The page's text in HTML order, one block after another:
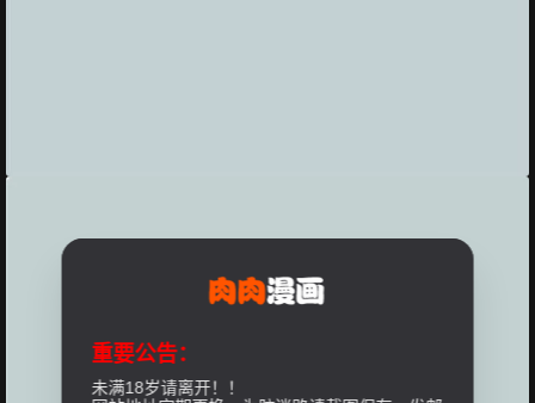
重要公告：
未满18岁请离开！！